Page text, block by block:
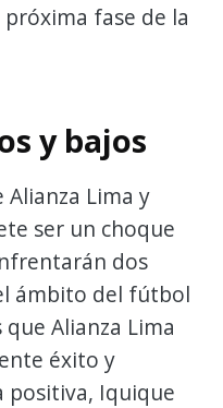
fase de la
y bajos
Lima y
ser un choque
dos
ámbito del fútbol
Alianza Lima
éxito y
positiva, Iquique